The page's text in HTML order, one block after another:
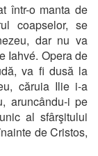
într-o manta de
coapselor, se
dar nu va
Iahvé. Opera de
va fi dusă la
căruia Ilie i-a
aruncându-i pe
al sfârşitului
de Cristos,